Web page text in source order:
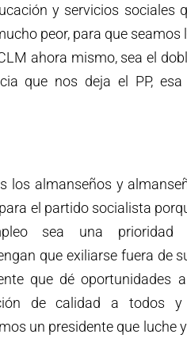
y servicios sociales
peor, para que seamos
ahora mismo, sea el
que nos deja el PP,
los almanseños y
el partido socialista
sea una prioridad
que exiliarse fuera de
que dé oportunidades
de calidad a todos
un presidente que luche